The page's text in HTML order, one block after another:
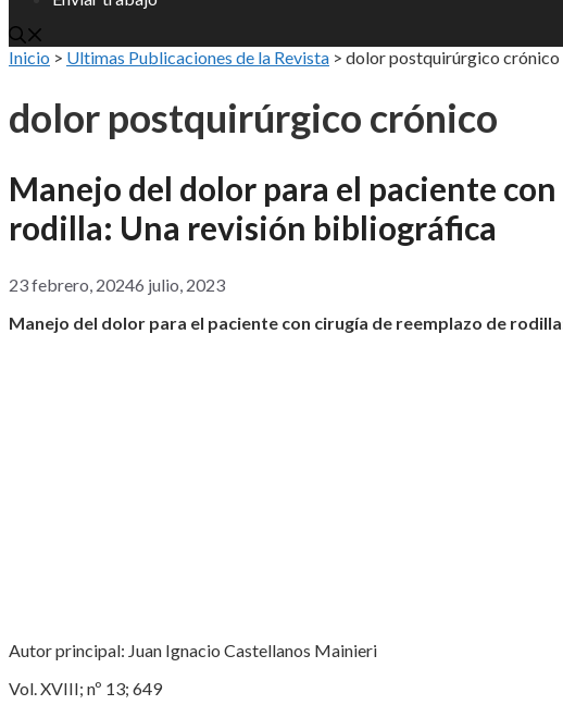
Inicio > Ultimas Publicaciones de la Revista > dolor postquirúrgico crónico
dolor postquirúrgico crónico
Manejo del dolor para el paciente
rodilla: Una revisión bibliográfica
23 febrero, 20246 julio, 2023
Manejo del dolor para el paciente con cirugía de reemplazo de
Autor principal: Juan Ignacio Castellanos Mainieri
Vol. XVIII; nº 13; 649